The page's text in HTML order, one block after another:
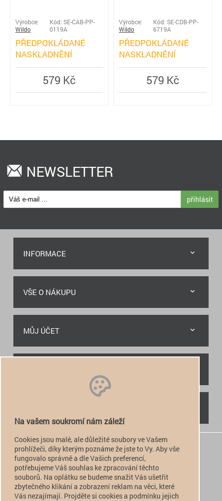
Výrobce:
Wildo
Kód: SE-CAB-PP-
0119A
PŘEDPOKLÁDANÉ
NASKLADNĚNÍ
579 Kč
Výrobce:
Wildo
Kód: SE-CDB-PP-
6719A
PŘEDPOKLÁDANÉ
NASKLADNĚNÍ
579 Kč
NEWSLETTER
přihlásit
INFORMACE
VŠE O NÁKUPU
MŮJ ÚČET
 +420 774 949 776
 info@alfatactical.cz
Na vašem soukromí nám záleží
Cookies jsou malé, ale důležité soubory ve Vašem
prohlížeči, díky kterým poznáme že jste to Vy. Aby vše
fungovalo správně a dle Vašich preferencí,
potřebujeme Váš souhlas ke zpracování těchto
souborů. Na oplátku se budeme snažit Vás ušetřit
zbytečného klikání a zobrazení reklam na věci, které
Vás nezajímají. Projděte si cookies a podmínku jejich